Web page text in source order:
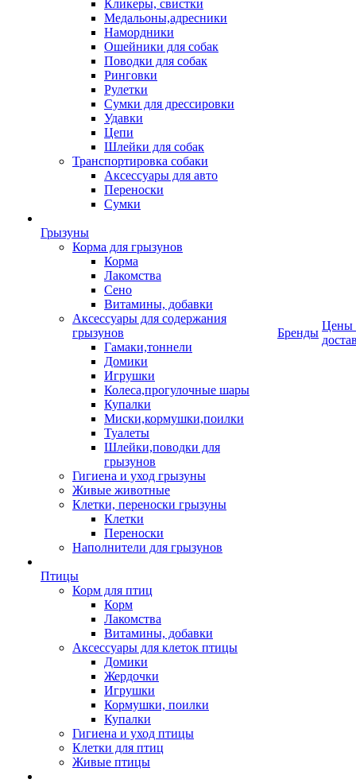
Кликеры, свистки
Медальоны,адресники
Намордники
Ошейники для собак
Поводки для собак
Ринговки
Рулетки
Сумки для дрессировки
Удавки
Цепи
Шлейки для собак
Транспортировка собаки
Аксессуары для авто
Переноски
Сумки
Грызуны
Корма для грызунов
Корма
Лакомства
Сено
Витамины, добавки
Аксессуары для содержания
грызунов
Гамаки,тоннели
Домики
Игрушки
Колеса,прогулочные шары
Купалки
Миски,кормушки,поилки
Туалеты
Шлейки,поводки для
грызунов
Гигиена и уход грызуны
Живые животные
Клетки, переноски грызуны
Клетки
Переноски
Наполнители для грызунов
Птицы
Корм для птиц
Корм
Лакомства
Витамины, добавки
Аксессуары для клеток птицы
Домики
Жердочки
Игрушки
Кормушки, поилки
Купалки
Гигиена и уход птицы
Клетки для птиц
Живые птицы
Бренды
Цены